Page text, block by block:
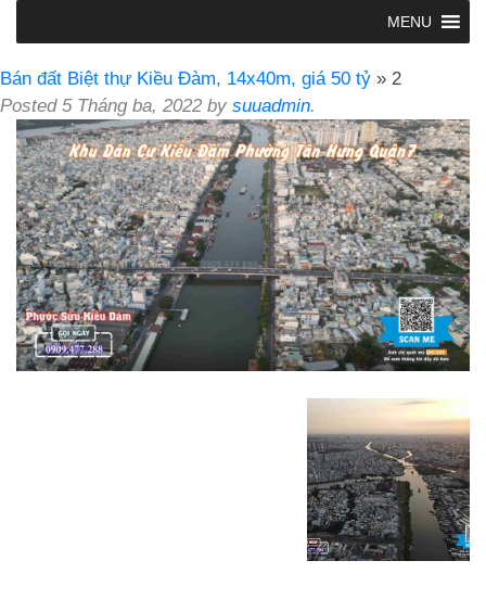
MENU
Bán đất Biệt thự Kiều Đàm, 14x40m, giá 50 tỷ » 2
Posted 5 Tháng ba, 2022 by suuadmin.